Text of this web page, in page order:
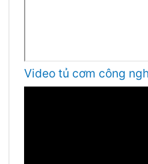
Video tủ cơm công